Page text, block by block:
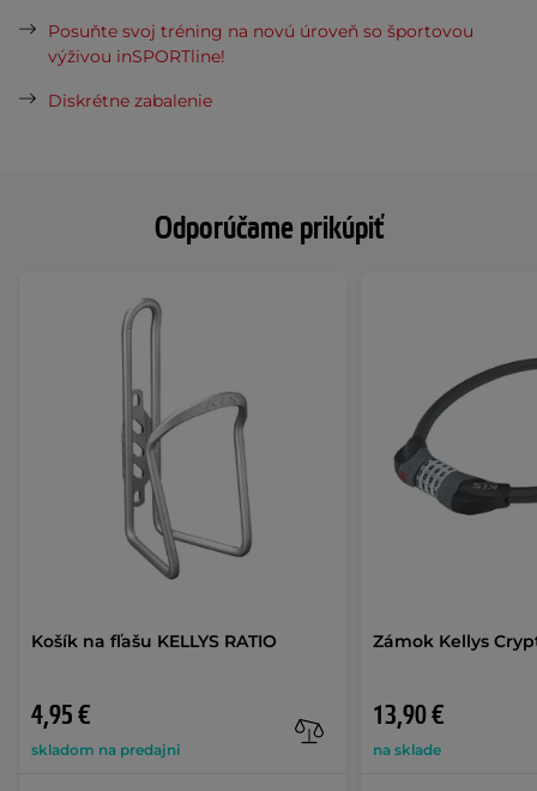
Odporúčame prikúpiť
Košík na fľašu KELLYS RATIO
4,95 €
skladom na predajni
Zámok Kellys
13,90 €
na sklade
Posuňte svoj tréning na novú úroveň so športovou
výživou inSPORTline!
Diskrétne zabalenie